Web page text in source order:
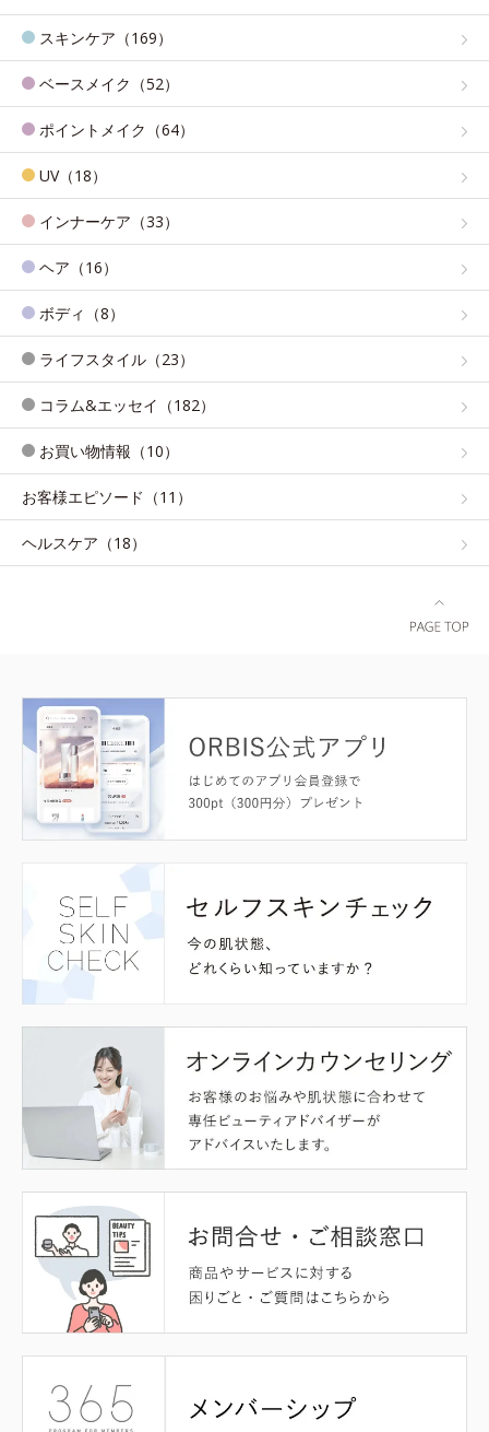
スキンケア（169）
ベースメイク（52）
ポイントメイク（64）
UV（18）
インナーケア（33）
ヘア（16）
ボディ（8）
ライフスタイル（23）
コラム&エッセイ（182）
お買い物情報（10）
お客様エピソード（11）
ヘルスケア（18）